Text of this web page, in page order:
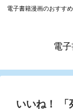
電子書籍漫画のおすす
電
いいね！ 「